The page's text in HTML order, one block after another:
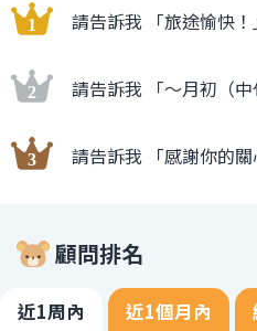
請告訴我 「旅途愉快！
請告訴我 「〜月初（
請告訴我 「感謝你的關
顧問排名
近1周內 近1個月內